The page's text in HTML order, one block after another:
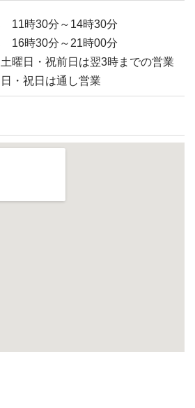
11時30分～14時30分
16時30分～21時00分
曜日・祝前日は翌3時までの営業
日・祝日は通し営業